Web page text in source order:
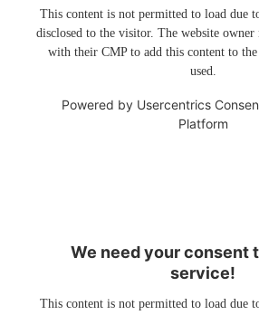
This content is not permitted to load due
disclosed to the visitor. The website owner
with their CMP to add this content to
used.
Powered by Usercentrics
Platform
We need your consent
service!
This content is not permitted to load due